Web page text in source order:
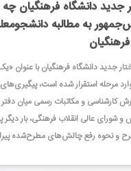
جدید دانشگاه فرهنگیان
به مطالبه
جدید دانشگاه فرهنگیان با عنوان
وارد مرحله استقرار شده است،
کارشناسی و مکاتبات رسمی میان
شورای عالی انقلاب فرهنگی، بار
و نحوه رفع چالش‌های مطرح‌شده